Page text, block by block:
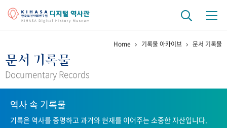
걸어온 길 기관 변천사
연구 역사
정책과 연구 키워드로 보는 연구 역사
연구자들
Home 기록물 아카이브 문서 기록물
문서 기록물
Documentary Records
역사 속 기록물
기록은 역사를 증명하고 과거와 현재를 이어주는 소중한 자산입니다.